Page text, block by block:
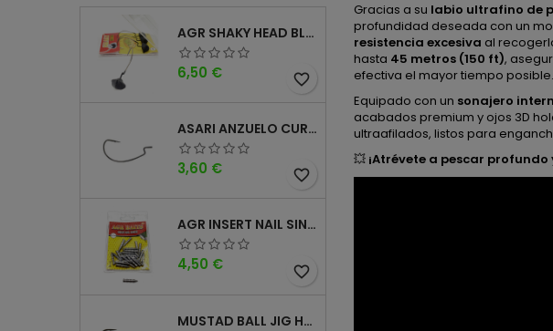
AGR SHAKY HEAD BLACK 4PK
Precio
6,50 € favorite_border
ASARI ANZUELO CURVO CAROLINA WORM
Precio
3,60 € favorite_border
AGR INSERT NAIL SINKER
Precio
4,50 € favorite_border
MUSTAD BALL JIG HEAD KEEPER
Gracias a su labio ultrafino de
profundidad deseada con un
resistencia excesiva al
hasta 45 metros (150 ft),
efectiva el mayor tiempo posible.
Equipado con un sonajero
acabados premium y ojos 3D
ultraafilados, listos para
💥 ¡Atrévete a pescar